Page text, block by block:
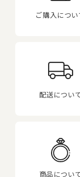
ご購入につい
配送につい
商品につい